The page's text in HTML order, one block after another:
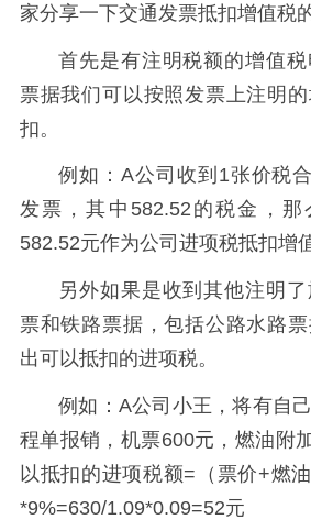
家分享一下交通发票抵扣增值税
首先是有注明税额的增值
票据我们可以按照发票上注明
扣。
例如：A公司收到1张价税
发票，其中582.52的税金，
582.52元作为公司进项税抵扣增
另外如果是收到其他注明
票和铁路票据，包括公路水路
出可以抵扣的进项税。
例如：A公司小王，将有自
程单报销，机票600元，燃油附
以抵扣的进项税额=（票价+燃
*9%=630/1.09*0.09=52元